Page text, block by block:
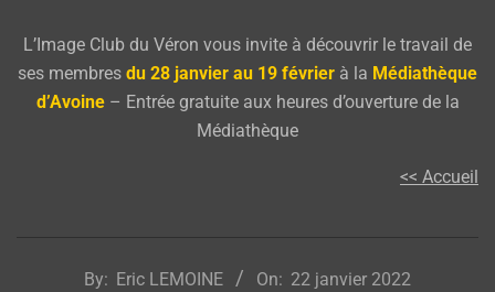
L’Image Club du Véron vous invite à découvrir le travail de
ses membres du 28 janvier au 19 février à la Médiathèque
d’Avoine– Entrée gratuite aux heures d’ouverture de la
Médiathèque
<< Accueil
By: Eric LEMOINE On: 22 janvier 2022